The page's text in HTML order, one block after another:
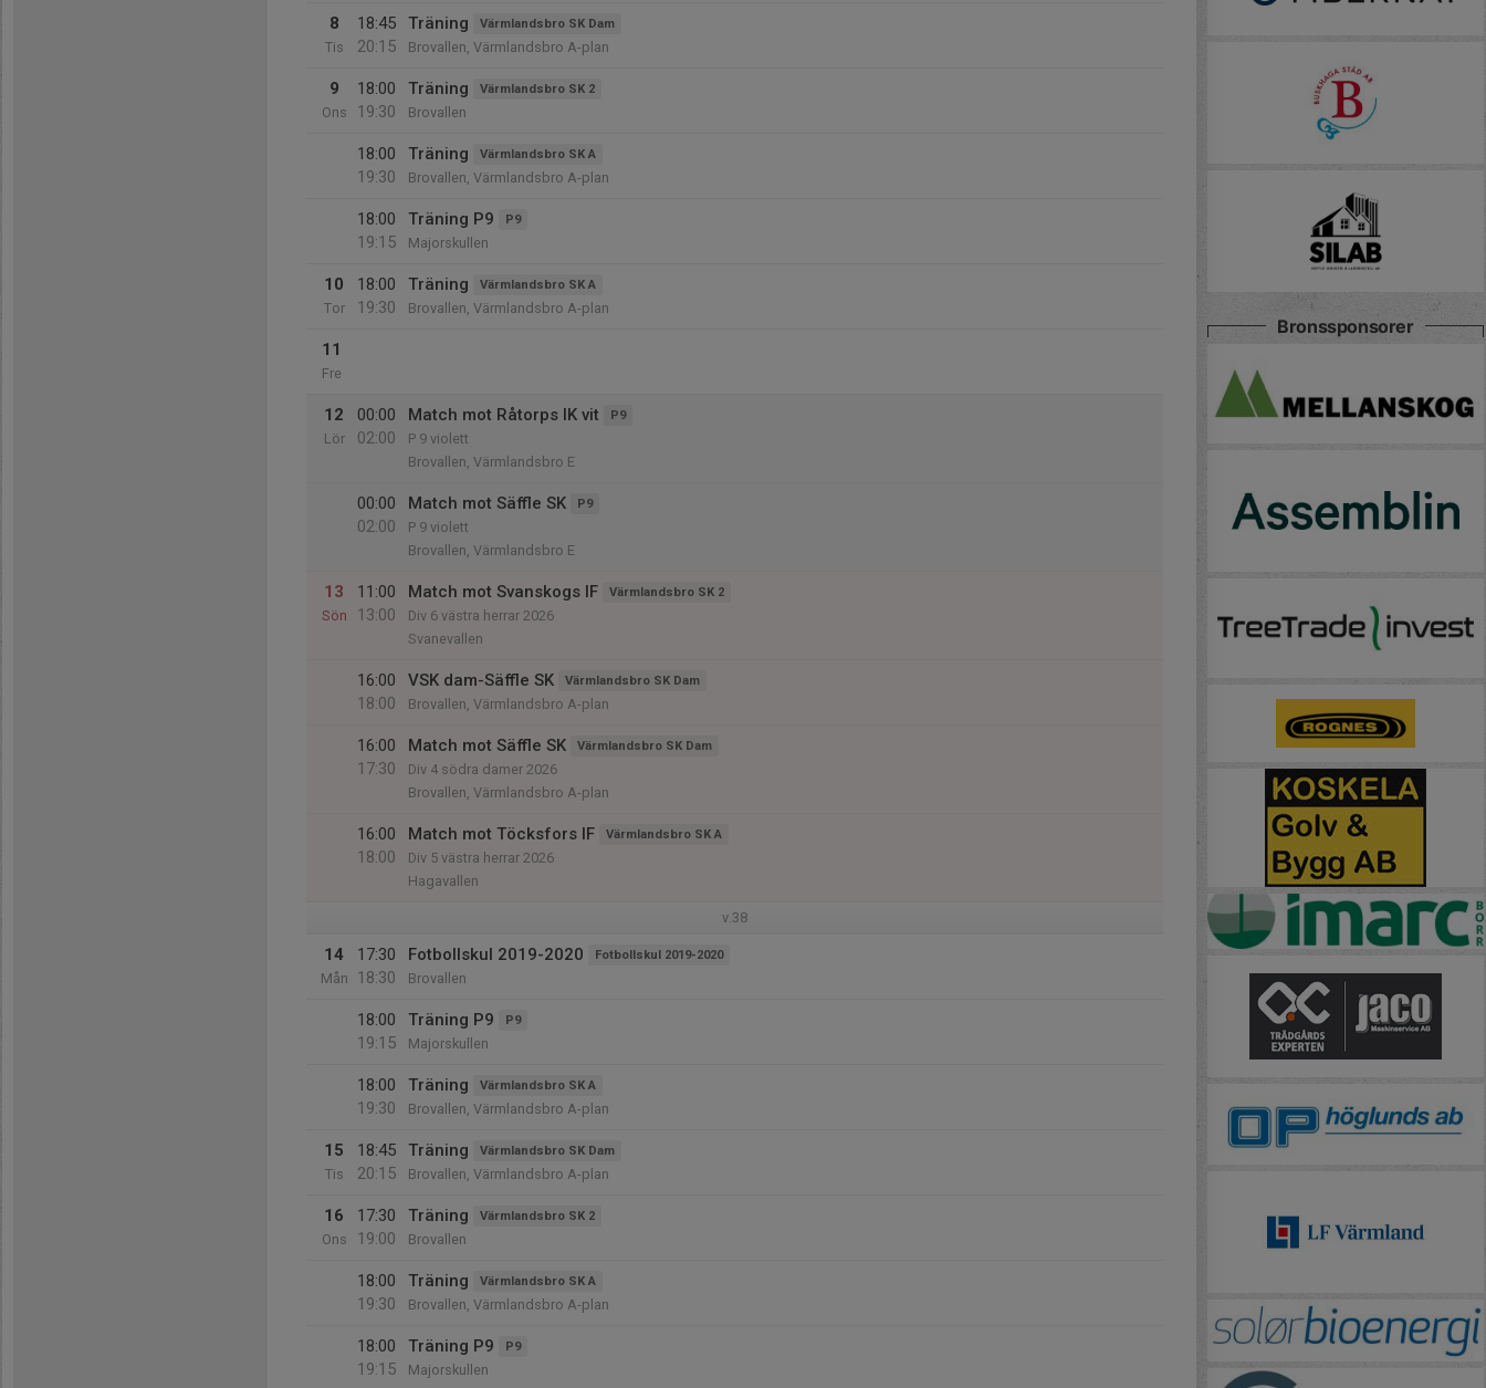
8
Tis
18:45
20:15
Träning Värmlandsbro SK Dam
Brovallen, Värmlandsbro A-plan
9
Ons
18:00
19:30
Träning Värmlandsbro SK 2
Brovallen
18:00
19:30
Träning Värmlandsbro SK A
Brovallen, Värmlandsbro A-plan
18:00
19:15
Träning P9 P9
Majorskullen
10
Tor
18:00
19:30
Träning Värmlandsbro SK A
Brovallen, Värmlandsbro A-plan
11
Fre
12
Lör
00:00
02:00
Match mot Råtorps IK vit P9
P 9 violett
Brovallen, Värmlandsbro E
00:00
02:00
Match mot Säffle SK P9
P 9 violett
Brovallen, Värmlandsbro E
13
Sön
11:00
13:00
Match mot Svanskogs IF Värmlandsbro SK 2
Div 6 västra herrar 2026
Svanevallen
16:00
18:00
VSK dam-Säffle SK Värmlandsbro SK Dam
Brovallen, Värmlandsbro A-plan
16:00
17:30
Match mot Säffle SK Värmlandsbro SK Dam
Div 4 södra damer 2026
Brovallen, Värmlandsbro A-plan
16:00
18:00
Match mot Töcksfors IF Värmlandsbro SK A
Div 5 västra herrar 2026
Hagavallen
v.38
14
Mån
17:30
18:30
Fotbollskul 2019-2020 Fotbollskul 2019-2020
Brovallen
18:00
19:15
Träning P9 P9
Majorskullen
18:00
19:30
Träning Värmlandsbro SK A
Brovallen, Värmlandsbro A-plan
15
Tis
18:45
20:15
Träning Värmlandsbro SK Dam
Brovallen, Värmlandsbro A-plan
16
Ons
17:30
19:00
Träning Värmlandsbro SK 2
Brovallen
18:00
19:30
Träning Värmlandsbro SK A
Brovallen, Värmlandsbro A-plan
18:00
19:15
Träning P9 P9
Majorskullen
Bronssponsorer